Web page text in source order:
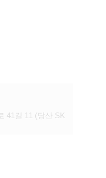
41길 11 (당산 SK